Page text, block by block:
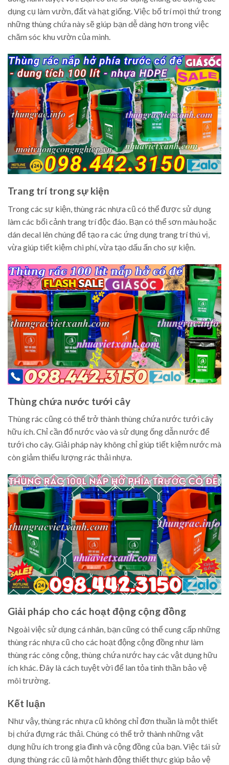
dụng cụ làm vườn, đất và hạt giống. Việc bố trí mọi thứ trong
những thùng chứa này sẽ giúp bạn dễ dàng hơn trong việc
chăm sóc khu vườn của mình.
Trang trí trong sự kiện
Trong các sự kiện, thùng rác nhựa cũ có thể được sử dụng
làm các bối cảnh trang trí độc đáo. Bạn có thể sơn màu hoặc
dán decal lên chúng để tạo ra các ứng dụng trang trí thú vị,
vừa giúp tiết kiệm chi phí, vừa tạo dấu ấn cho sự kiện.
Thùng chứa nước tưới cây
Thùng rác cũng có thể trở thành thùng chứa nước tưới cây
hữu ích. Chỉ cần đổ nước vào và sử dụng ống dẫn nước để
tưới cho cây. Giải pháp này không chỉ giúp tiết kiệm nước mà
còn giảm thiểu lượng rác thải nhựa.
Giải pháp cho các hoạt động cộng đồng
Ngoài việc sử dụng cá nhân, bạn cũng có thể cung cấp những
thùng rác nhựa cũ cho các hoạt động cộng đồng như làm
thùng rác công cộng, thùng chứa nước hay các vật dụng hữu
ích khác. Đây là cách tuyệt vời để lan tỏa tinh thần bảo vệ
môi trường.
Kết luận
Như vậy, thùng rác nhựa cũ không chỉ đơn thuần là một thiết
bị chứa đựng rác thải. Chúng có thể trở thành những vật
dụng hữu ích trong gia đình và cộng đồng của bạn. Việc tái sử
dụng thùng rác cũ là một hành động thiết thực giúp bảo vệ